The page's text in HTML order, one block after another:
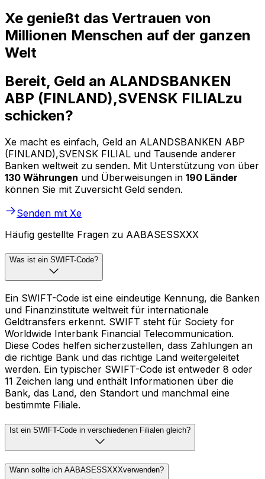
Xe genießt das Vertrauen von
Millionen Menschen auf der ganzen
Welt
Bereit, Geld an ALANDSBANKEN
ABP (FINLAND),SVENSK FILIALzu
schicken?
Xe macht es einfach, Geld an ALANDSBANKEN ABP
(FINLAND),SVENSK FILIAL und Tausende anderer
Banken weltweit zu senden. Mit Unterstützung von über
130 Währungen und Überweisungen in 190 Länder
können Sie mit Zuversicht Geld senden.
Senden mit Xe
Häufig gestellte Fragen zu AABASESSXXX
Was ist ein SWIFT-Code?
Ein SWIFT-Code ist eine eindeutige Kennung, die Banken
und Finanzinstitute weltweit für internationale
Geldtransfers erkennt. SWIFT steht für Society for
Worldwide Interbank Financial Telecommunication.
Diese Codes helfen sicherzustellen, dass Zahlungen an
die richtige Bank und das richtige Land weitergeleitet
werden. Ein typischer SWIFT-Code ist entweder 8 oder
11 Zeichen lang und enthält Informationen über die
Bank, das Land, den Standort und manchmal eine
bestimmte Filiale.
Ist ein SWIFT-Code in verschiedenen Filialen gleich?
Wann sollte ich AABASESSXXXverwenden?